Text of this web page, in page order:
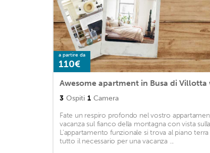
a partire da
110€
3 Ospiti 1 Camera
Fate un respiro profondo nel vostro
vacanza sul fianco della montagna con vista
L'appartamento funzionale si trova al piano
tutto il necessario per una vacanza ...